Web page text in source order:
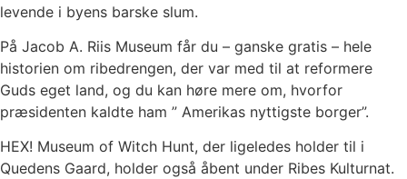
levende i byens barske slum.
På Jacob A. Riis Museum får du – ganske gratis – hele
historien om ribedrengen, der var med til at reformere
Guds eget land, og du kan høre mere om, hvorfor
præsidenten kaldte ham ” Amerikas nyttigste borger”.
HEX! Museum of Witch Hunt, der ligeledes holder til i
Quedens Gaard, holder også åbent under Ribes Kulturnat.